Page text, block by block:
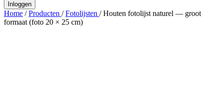
Inloggen
Home / Producten / Fotolijsten / Houten fotolijst naturel — groot
formaat (foto 20 × 25 cm)